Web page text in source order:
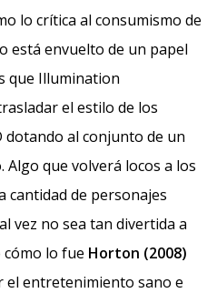
lo crítica al consumismo de
está envuelto de un papel
que Illumination
el estilo de los
dotando al conjunto de un
que volverá locos a los
cantidad de personajes
vez no sea tan divertida a
lo fue Horton (2008)
el entretenimiento sano e